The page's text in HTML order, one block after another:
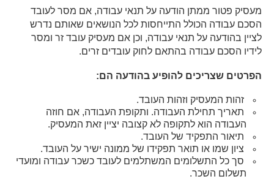
מעסיק פטור ממתן הודעה על תנאי עבודה, אם מסר לעובד
הסכם עבודה הכולל התייחסות לכל הנושאים שאותם נדרש
לציין בהודעה על תנאי עבודה, וכן אם מעסיק עובד זר ומסר
לידיו הסכם עבודה בהתאם לחוק עובדים זרים.
הפרטים שצריכים להופיע בהודעה הם:
זהות המעסיק וזהות העובד.
תאריך תחילת העבודה. ותקופת העבודה, אם חוזה
העבודה הוא לתקופה לא קצובה יציין זאת המעסיק.
תיאור התפקיד של העובד.
ציון שמו או תואר תפקידו של ממונה ישיר על העובד.
סך כל התשלומים המשתלמים לעובד כשכר עבודה ומועדי
תשלום השכר.